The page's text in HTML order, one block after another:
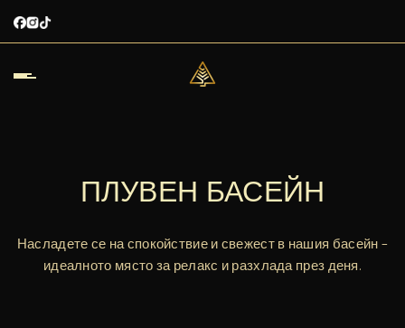
ПЛУВЕН БАСЕЙН
Насладете се на спокойствие и свежест в нашия басейн –
идеалното място за релакс и разхлада през деня.